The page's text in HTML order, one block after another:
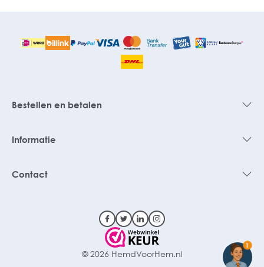
Bestellen en betalen
Informatie
Contact
© 2026 HemdVoorHem.nl
1